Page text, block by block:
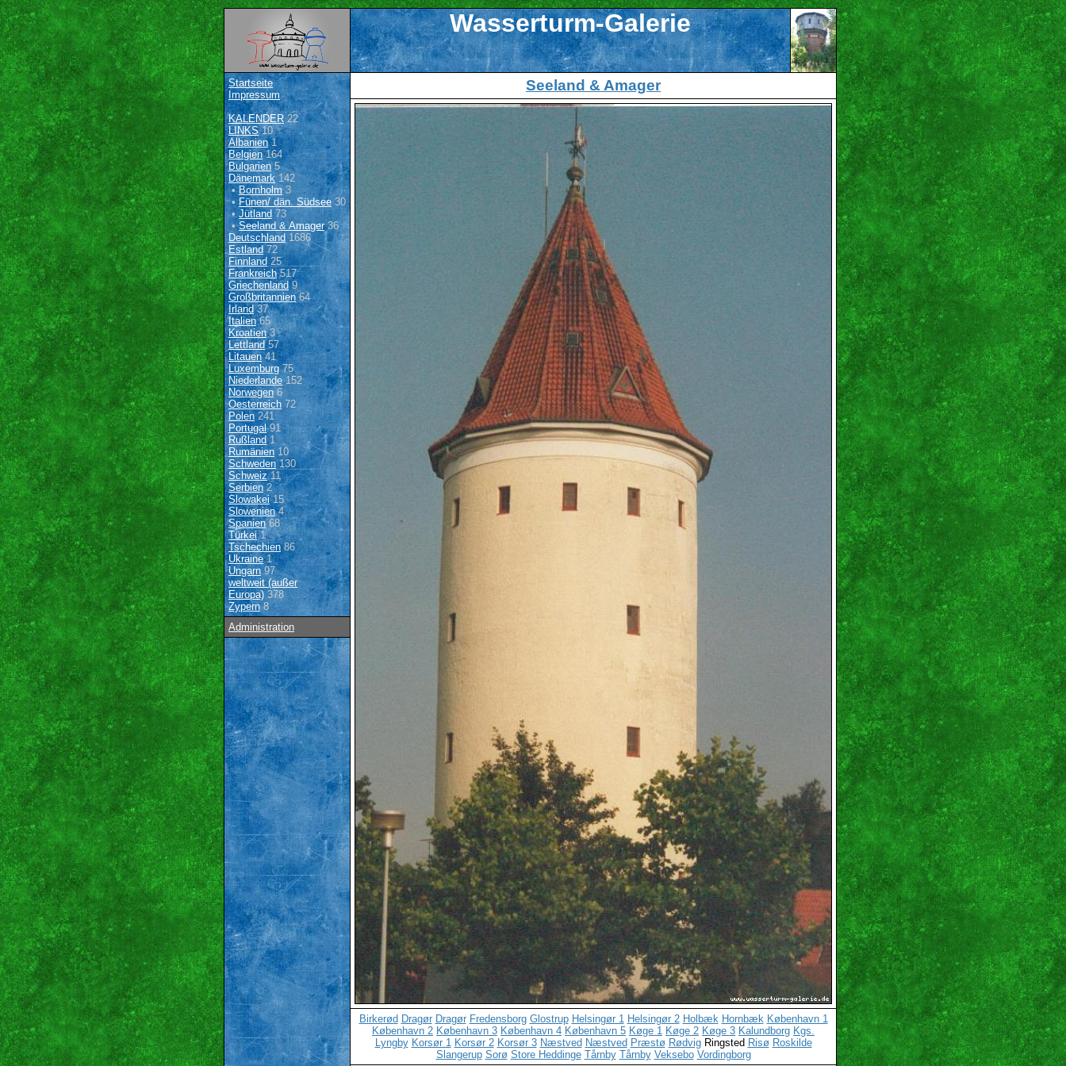
Wasserturm-Galerie
Startseite
Impressum
KALENDER22
LINKS10
Albanien1
Belgien164
Bulgarien 5
Dänemark142
•Bornholm 3
•Fünen/ dän. Südsee 30
• Jütland 73
•Seeland & Amager36
Deutschland 1686
Estland 72
Finnland25
Frankreich517
Griechenland 9
Großbritannien64
Irland37
Italien65
Kroatien3
Lettland57
Litauen41
Luxemburg75
Niederlande 152
Norwegen6
Oesterreich 72
Polen241
Portugal91
Rußland1
Rumänien 10
Schweden130
Schweiz11
Serbien2
Slowakei15
Slowenien4
Spanien68
Türkei1
Tschechien86
Ukraine1
Ungarn 97
weltweit (außer
Europa) 378
Zypern 8
Administration
Seeland & Amager
Birkerød Dragør Dragør Fredensborg Glostrup Helsingør 1 Helsingør 2 Holbæk Hornbæk København 1
København 2 København 3 København 4 København 5 Køge 1 Køge 2 Køge 3 Kalundborg Kgs.
Lyngby Korsør 1 Korsør 2 Korsør 3 Næstved Næstved Præstø RødvigRingsted Risø Roskilde
Slangerup Sorø Store Heddinge Tårnby Tårnby Veksebo Vordingborg